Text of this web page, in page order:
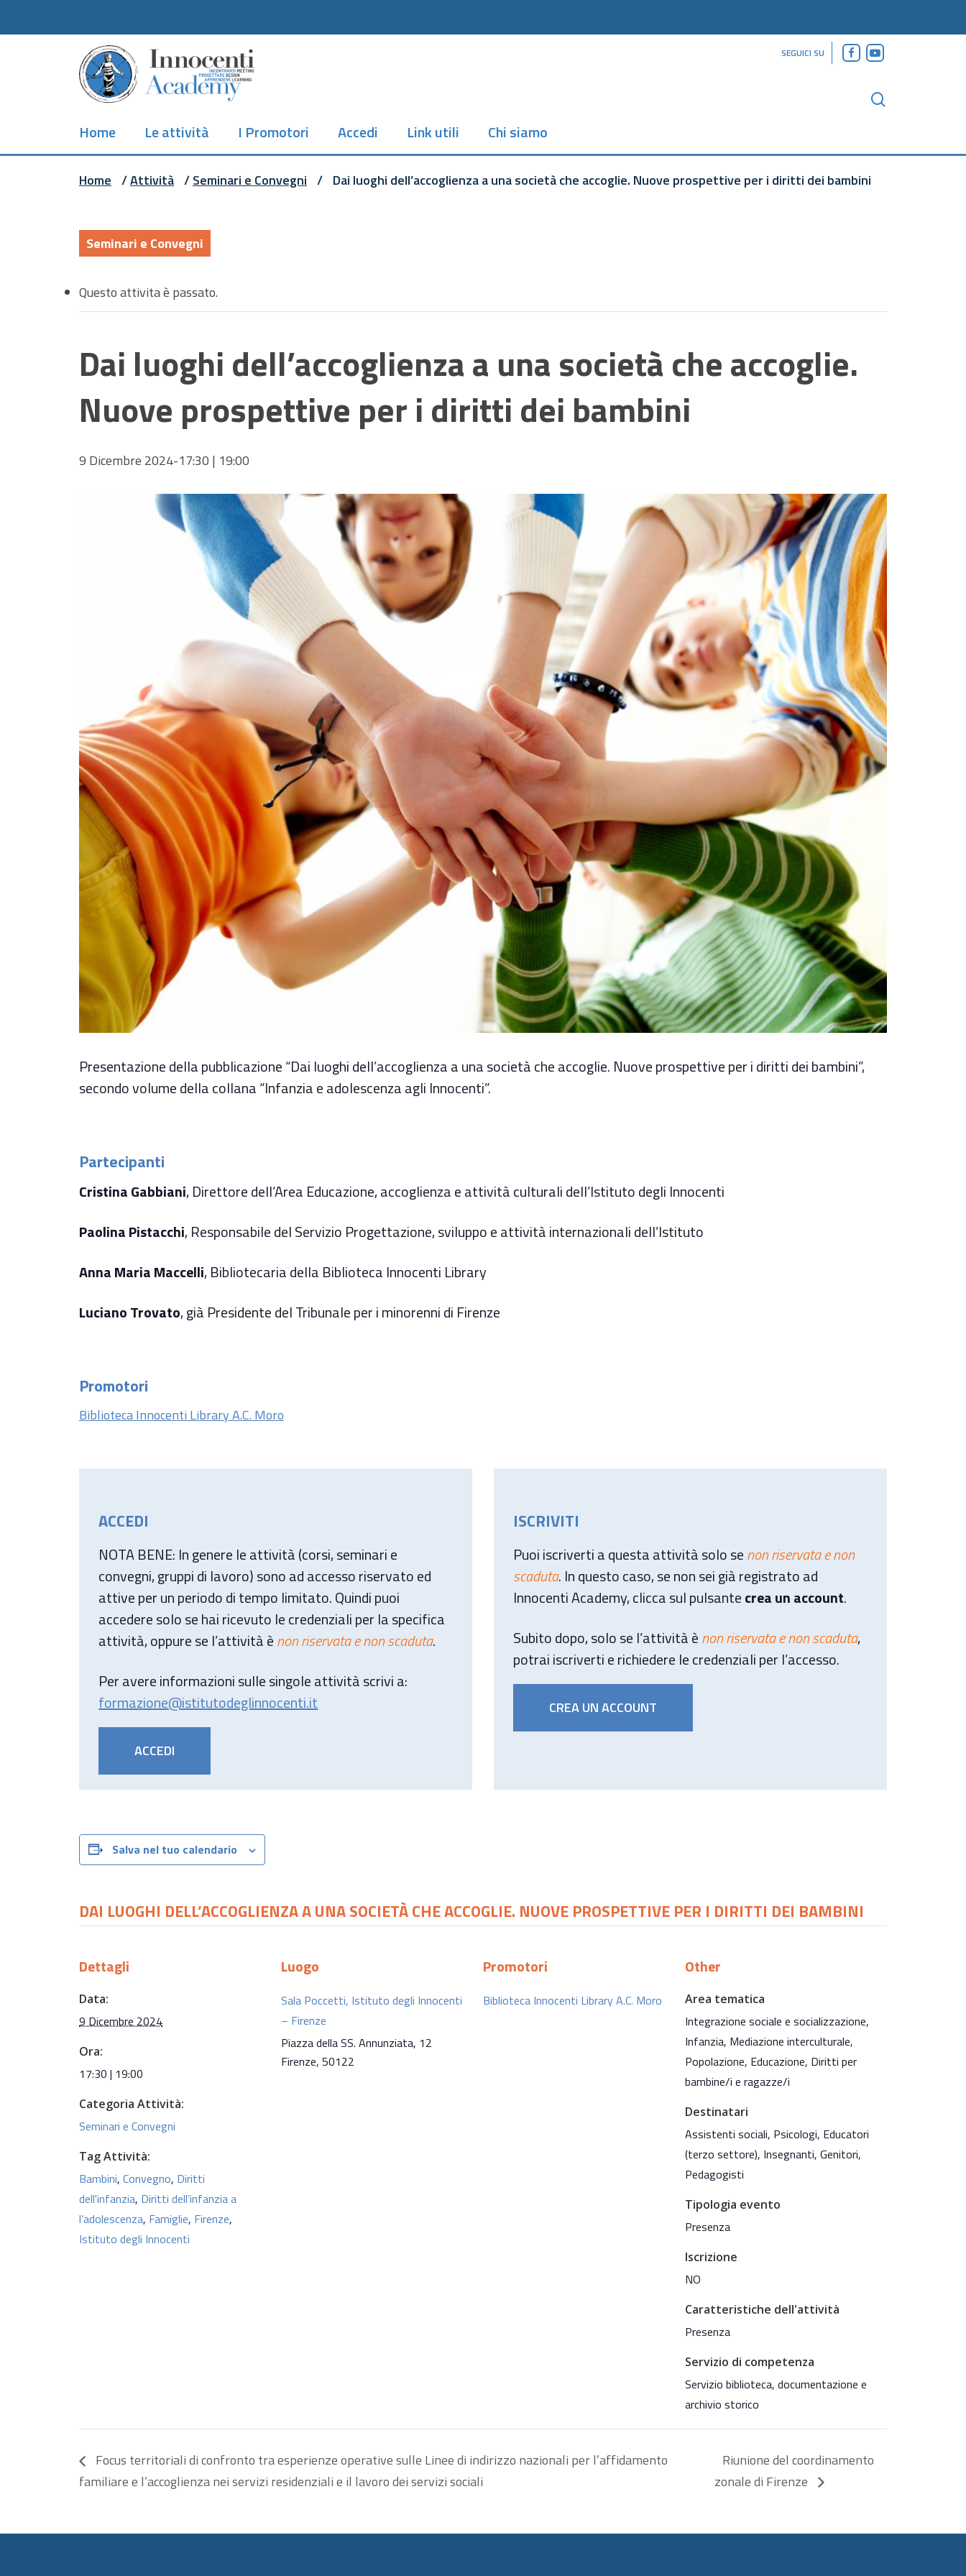
Hit enter to search or ESC to close
SEGUICI SU facebook
youtube
Home
Le attività I Promotori Accedi Link utili Chi siamo
Home /Attività /Seminari e Convegni / Dai luoghi dell’accoglienza a una società che accoglie. Nuove prospettive per i diritti dei bambini
Seminari e Convegni
Questo attivita è passato.
Dai luoghi dell’accoglienza a una società che accoglie.
Nuove prospettive per i diritti dei bambini
9 Dicembre 2024-17:30 | 19:00
Presentazione della pubblicazione “Dai luoghi dell’accoglienza a una società che accoglie. Nuove prospettive per i diritti dei bambini”,
secondo volume della collana “Infanzia e adolescenza agli Innocenti”.
Partecipanti
Cristina Gabbiani, Direttore dell’Area Educazione, accoglienza e attività culturali dell’Istituto degli Innocenti
Paolina Pistacchi, Responsabile del Servizio Progettazione, sviluppo e attività internazionali dell’Istituto
Anna Maria Maccelli, Bibliotecaria della Biblioteca Innocenti Library
Luciano Trovato, già Presidente del Tribunale per i minorenni di Firenze
Promotori
Biblioteca Innocenti Library A.C. Moro
ACCEDI
NOTA BENE: In genere le attività (corsi, seminari e
convegni, gruppi di lavoro) sono ad accesso riservato ed
attive per un periodo di tempo limitato. Quindi puoi
accedere solo se hai ricevuto le credenziali per la specifica
attività, oppure se l’attività ènon riservata e non scaduta.
Per avere informazioni sulle singole attività scrivi a:
formazione@istitutodeglinnocenti.it
ACCEDI
ISCRIVITI
Puoi iscriverti a questa attività solo senon riservata e non
scaduta. In questo caso, se non sei già registrato ad
Innocenti Academy, clicca sul pulsantecrea un account.
Subito dopo, solo se l’attività ènon riservata e non scaduta,
potrai iscriverti e richiedere le credenziali per l’accesso.
CREA UN ACCOUNT
Salva nel tuo calendario
DAI LUOGHI DELL’ACCOGLIENZA A UNA SOCIETÀ CHE ACCOGLIE. NUOVE PROSPETTIVE PER I DIRITTI DEI BAMBINI
Dettagli
Data:
9 Dicembre 2024
Ora:
17:30 | 19:00
Categoria Attività:
Seminari e Convegni
Tag Attività:
Bambini, Convegno, Diritti
dell'infanzia, Diritti dell’infanzia a
l’adolescenza, Famiglie, Firenze,
Istituto degli Innocenti
Luogo
Sala Poccetti, Istituto degli Innocenti
– Firenze
Piazza della SS. Annunziata, 12
Firenze, 50122
Promotori
Biblioteca Innocenti Library A.C. Moro
Other
Area tematica
Integrazione sociale e socializzazione,
Infanzia, Mediazione interculturale,
Popolazione, Educazione, Diritti per
bambine/i e ragazze/i
Destinatari
Assistenti sociali, Psicologi, Educatori
(terzo settore), Insegnanti, Genitori,
Pedagogisti
Tipologia evento
Presenza
Iscrizione
NO
Caratteristiche dell'attività
Presenza
Servizio di competenza
Servizio biblioteca, documentazione e
archivio storico
Focus territoriali di confronto tra esperienze operative sulle Linee di indirizzo nazionali per l’affidamento
familiare e l’accoglienza nei servizi residenziali e il lavoro dei servizi sociali
Riunione del coordinamento
zonale di Firenze